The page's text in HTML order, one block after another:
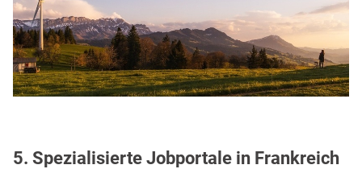
5. Spezialisierte Jobportale in Frankreich